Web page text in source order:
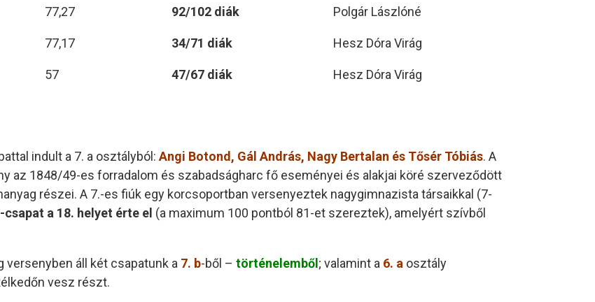
77,27 92/102 diák Polgár Lászlóné
77,17 34/71 diák Hesz Dóra Virág
57 47/67 diák Hesz Dóra Virág
indult a 7. a osztályból: Angi Botond, Gál András, Nagy Bertalan és Tősér Tóbiás. A
az 1848/49-es forradalom és szabadságharc fő eseményei és alakjai köré szerveződött
részei. A 7.-es fiúk egy korcsoportban versenyeztek nagygimnazista társaikkal (7-
csapat a 18. helyet érte el (a maximum 100 pontból 81-et szereztek), amelyért szívből
áll két csapatunk a 7. b-ből – történelemből ; valamint a 6. a osztály
vesz részt.